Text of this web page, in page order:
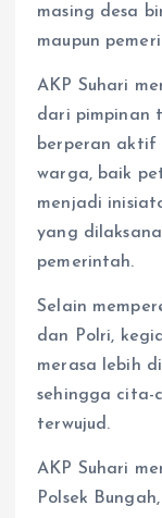
masing desa
maupun
AKP Suhari
dari pimpinan
berperan aktif
warga, baik
menjadi
yang
pemerintah.
Selain
dan Polri,
merasa lebih
sehingga cita-
terwujud.
AKP Suhari
Polsek